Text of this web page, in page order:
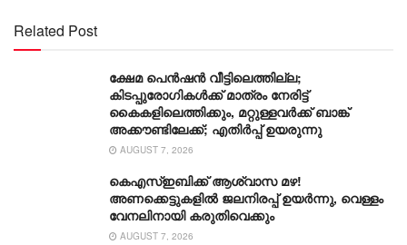
Related Post
ക്ഷേമ പെൻഷൻ വീട്ടിലെത്തില്ല;
കിടപ്പുരോഗികൾക്ക് മാത്രം നേരിട്ട്
കൈകളിലെത്തിക്കും, മറ്റുള്ളവർക്ക് ബാങ്ക്
അക്കൗണ്ടിലേക്ക്; എതിർപ്പ് ഉയരുന്നു
AUGUST 7, 2026
കെഎസ്ഇബിക്ക് ആശ്വാസ മഴ!
അണക്കെട്ടുകളിൽ ജലനിരപ്പ് ഉയർന്നു, വെള്ളം
വേനലിനായി കരുതിവെക്കും
AUGUST 7, 2026